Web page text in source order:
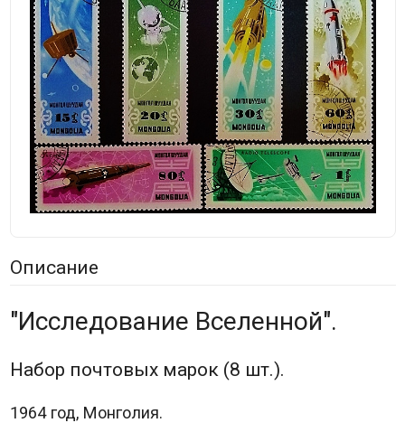
Описание
"Исследование Вселенной".
Набор почтовых марок (8 шт.).
1964 год, Монголия.